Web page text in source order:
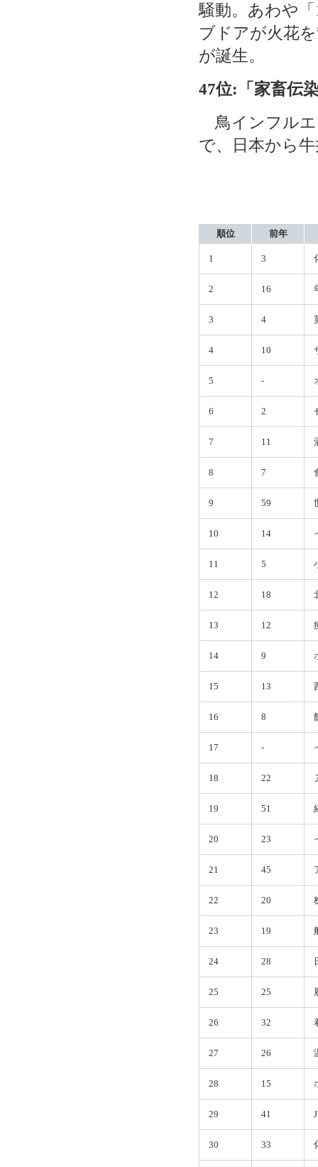
騒動。あわや
ブドアが火花
が誕生。
47位:「家畜伝
鳥インフルエ
で、日本から
順位 前年
1 3
2 16
3 4
4 10
5 -
6 2
7 11
8 7
9 59
10 14
11 5
12 18
13 12
14 9
15 13
16 8
17 -
18 22
19 51
20 23
21 45
22 20
23 19
24 28
25 25
26 32
27 26
28 15
29 41
30 33